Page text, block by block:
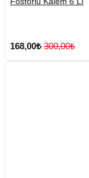
168,00₺ 300,00₺